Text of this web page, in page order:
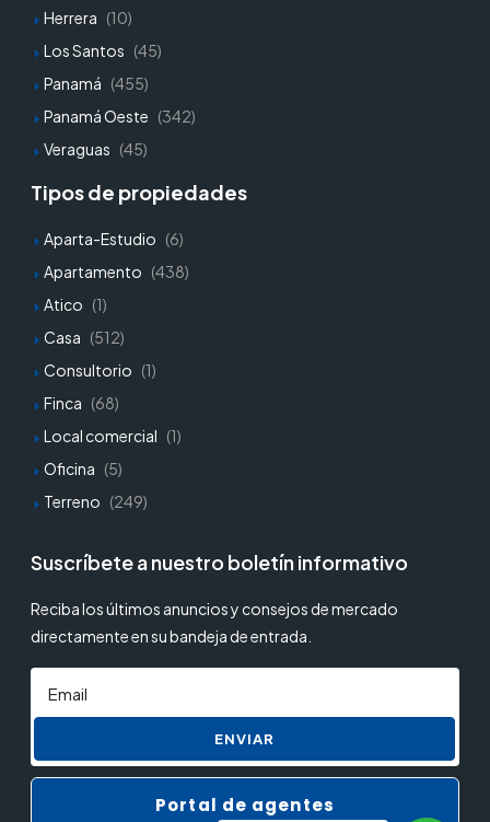
Herrera (10)
Los Santos (45)
Panamá (455)
Panamá Oeste (342)
Veraguas (45)
Tipos de propiedades
Aparta-Estudio (6)
Apartamento (438)
Atico (1)
Casa (512)
Consultorio (1)
Finca (68)
Local comercial (1)
Oficina (5)
Terreno (249)
Suscríbete a nuestro boletín informativo
Reciba los últimos anuncios y consejos de mercado
directamente en su bandeja de entrada.
ENVIAR
Portal de agentes